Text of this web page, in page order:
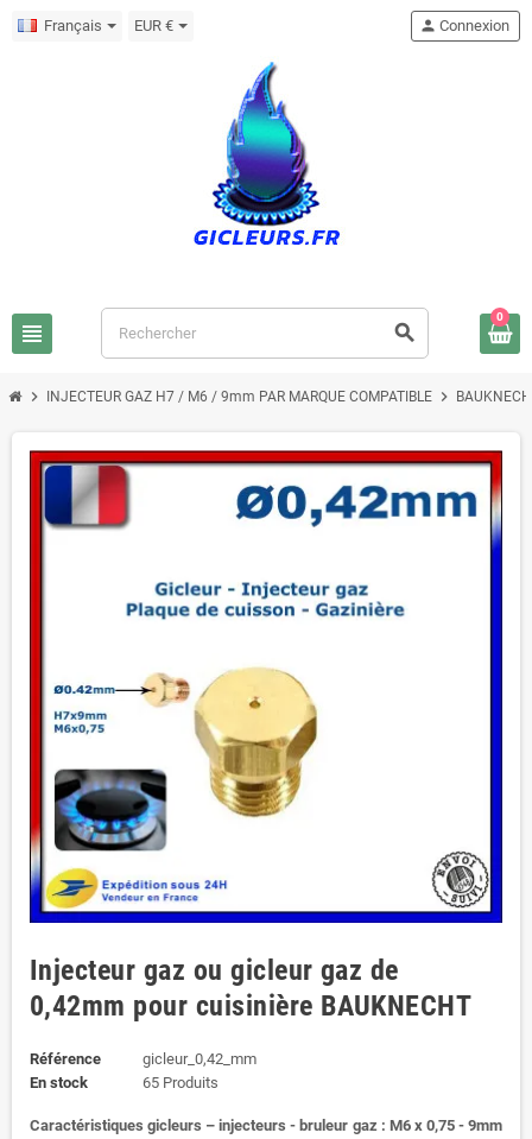
Français EUR €
view_headline search
person Connexion
0
chevron_right INJECTEUR GAZ H7 / M6 / 9mm PAR MARQUE COMPATIBLE chevron_right
Injecteur gaz ou gicleur gaz de
0,42mm pour cuisinière BAUKNECHT
Référence
gicleur_0,42_mm
En stock
65 Produits
Caractéristiques gicleurs – injecteurs - bruleur gaz : M6 x 0,75 - 9mm